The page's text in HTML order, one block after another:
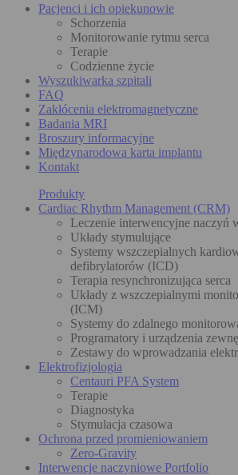
Pacjenci i ich opiekunowie
Schorzenia
Monitorowanie rytmu serca
Terapie
Codzienne życie
Wyszukiwarka szpitali
FAQ
Zakłócenia elektromagnetyczne
Badania MRI
Broszury informacyjne
Międzynarodowa karta implantu
Kontakt
Produkty
Cardiac Rhythm Management (CRM)
Leczenie interwencyjne naczyń
Układy stymulujące
Systemy wszczepialnych
defibrylatorów (ICD)
Terapia resynchronizująca serca
Układy z wszczepialnymi
(ICM)
Systemy do zdalnego
Programatory i urządzenia
Zestawy do wprowadzania
Elektrofizjologia
Centauri PFA System
Terapie
Diagnostyka
Stymulacja czasowa
Ochrona przed promieniowaniem
Zero-Gravity
Interwencje naczyniowe Portfolio